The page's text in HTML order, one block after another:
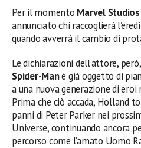
Per il momento Marvel Studios
annunciato chi raccoglierà
quando avverrà il cambio di
Le dichiarazioni dell’attore,
Spider-Manè già oggetto di
a una nuova generazione di
Prima che ciò accada, Holland
panni di Peter Parker nei
Universe, continuando ancora
percorso come l’amato Uomo